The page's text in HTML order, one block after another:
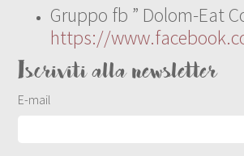
Gruppo fb ” Dolom-Eat
https://
Iscriviti alla newsletter
E-mail